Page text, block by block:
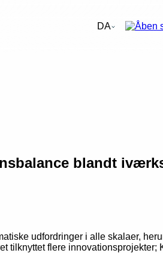
DA
blandt
udfordringer i alle skalaer,
tilknyttet flere innovationsprojekter;